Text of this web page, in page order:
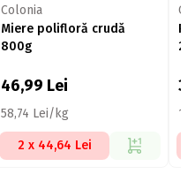
Colonia
Miere polifloră crudă
800g
46,99 Lei
58,74 Lei/kg
2 x 44,64 Lei